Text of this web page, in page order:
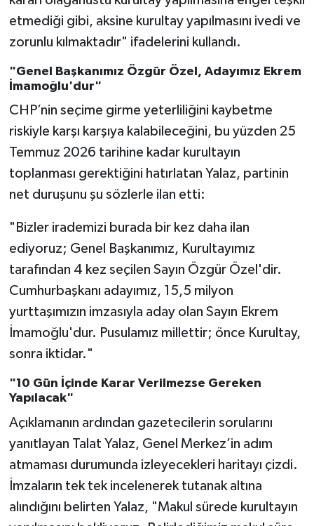
etmediği gibi, aksine kurultay yapılmasını ivedi ve
zorunlu kılmaktadır" ifadelerini kullandı.
"Genel Başkanımız Özgür Özel, Adayımız Ekrem
İmamoğlu'dur"
CHP’nin seçime girme yeterliliğini kaybetme
riskiyle karşı karşıya kalabileceğini, bu yüzden 25
Temmuz 2026 tarihine kadar kurultayın
toplanması gerektiğini hatırlatan Yalaz, partinin
net duruşunu şu sözlerle ilan etti:
"Bizler irademizi burada bir kez daha ilan
ediyoruz; Genel Başkanımız, Kurultayımız
tarafından 4 kez seçilen Sayın Özgür Özel'dir.
Cumhurbaşkanı adayımız, 15,5 milyon
yurttaşımızın imzasıyla aday olan Sayın Ekrem
İmamoğlu'dur. Pusulamız millettir; önce Kurultay,
sonra iktidar."
"10 Gün İçinde Karar Verilmezse Gereken
Yapılacak"
Açıklamanın ardından gazetecilerin sorularını
yanıtlayan Talat Yalaz, Genel Merkez’in adım
atmaması durumunda izleyecekleri haritayı çizdi.
İmzaların tek tek incelenerek tutanak altına
alındığını belirten Yalaz, "Makul sürede kurultayın